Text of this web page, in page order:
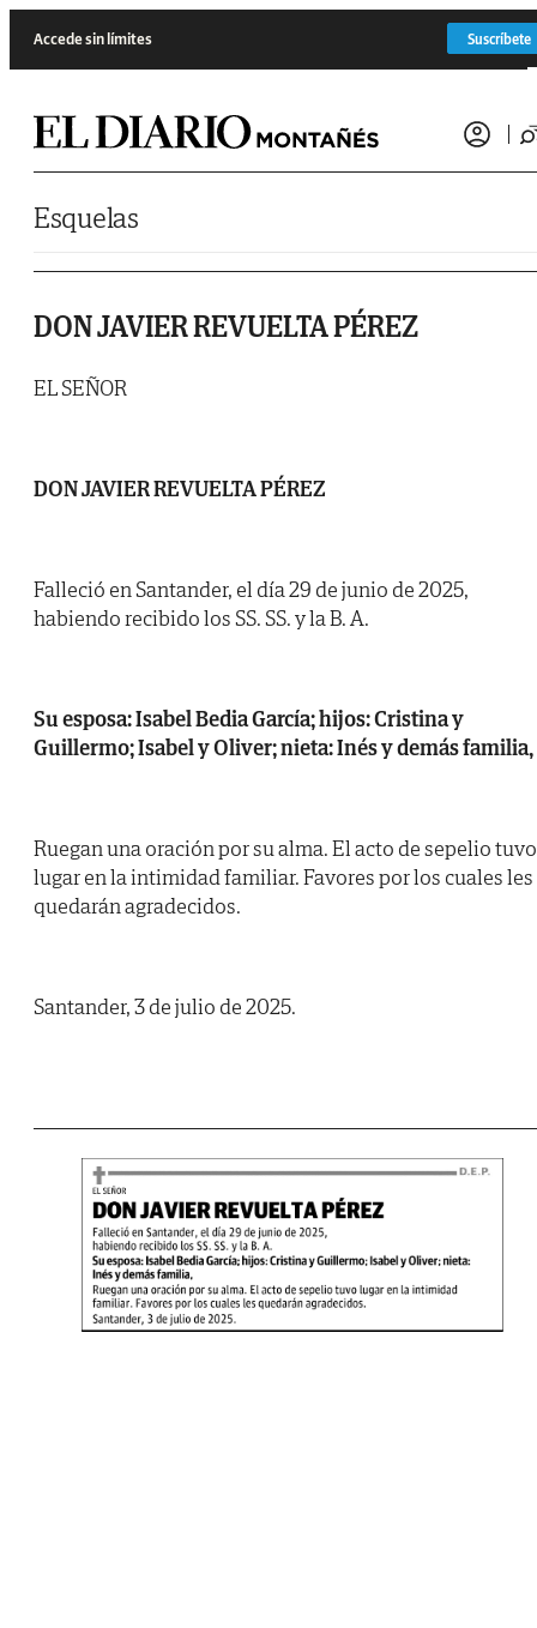
Accede sin límites Suscríbete
Esquelas
DON JAVIER REVUELTA PÉREZ
EL SEÑOR
DON JAVIER REVUELTA PÉREZ
Falleció en Santander, el día 29 de junio de 2025,
habiendo recibido los SS. SS. y la B. A.
Su esposa: Isabel Bedia García; hijos: Cristina y
Guillermo; Isabel y Oliver; nieta: Inés y demás familia,
Ruegan una oración por su alma. El acto de sepelio tuvo
lugar en la intimidad familiar. Favores por los cuales les
quedarán agradecidos.
Santander, 3 de julio de 2025.